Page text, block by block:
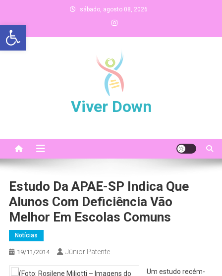
Abrir a barra de ferramentas
content
sábado, agosto 08, 2026
Viver Down
Estudo Da APAE-SP Indica Que
Alunos Com Deficiência Vão
Melhor Em Escolas Comuns
Notícias
19/11/2014 Júnior Patente
Um estudo recém-